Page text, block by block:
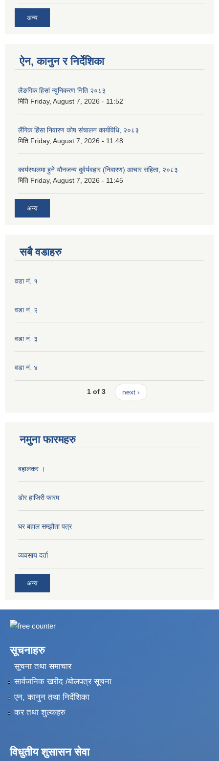
अन्य
ऐन, कानुन र निर्देशिका
लैङगिक हिसां न्युनिकरण निति २०८३
मिति Friday, August 7, 2026 - 11:52
लैंगिक हिंसा निवारण कोष संचालन कार्यविधि, २०८३
मिति Friday, August 7, 2026 - 11:48
कार्यस्थलमा हुने यौनजन्य दुर्वर्यवहार (निवारण) आचार संहिता, २०८३
मिति Friday, August 7, 2026 - 11:45
अन्य
सबै वडाहरु
वडा नं. १
वडा नं. २
वडा नं. ३
वडा नं. ४
1 of 3 next ›
नमुना फारमहरु
बहालकर ।
डोर हाजिरी फारम
घर बहाल सम्झौता पत्र
व्यवसाय दर्ता
अन्य
सूचनाहरु
सूचना तथा समाचार
सार्वजनिक खरीद /बोलपत्र सूचना
एन, कानुन तथा निर्देशिका
कर तथा शुल्कहरु
विधुतीय शुसासन सेवा